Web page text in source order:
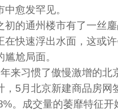
愈发罕见。
初的通州楼市有了一丝
在快速浮出水面，这或
尬局面。
来习惯了傲慢激增的北
，5月北京新建商品房网
。成交量的萎靡特征开